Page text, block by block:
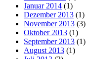
Januar 2014 (1)
Dezember 2013 (1)
November 2013 (3)
Oktober 2013 (1)
September 2013 (1)
August 2013 (1)